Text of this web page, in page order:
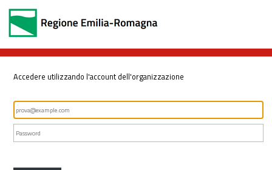
Accedere utilizzando l'account dell'organizzazione